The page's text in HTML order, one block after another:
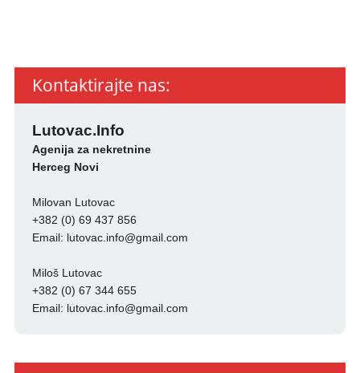
Kontaktirajte nas:
Lutovac.Info
Agenija za nekretnine
Herceg Novi
Milovan Lutovac
+382 (0) 69 437 856
Email: lutovac.info@gmail.com
Miloš Lutovac
+382 (0) 67 344 655
Email: lutovac.info@gmail.com